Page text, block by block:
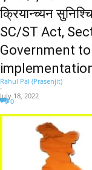
क्रियान्च्यन
SC/ST Act,
Government
Rahul Pal (Prasenjit)
-
July 18, 2022
0